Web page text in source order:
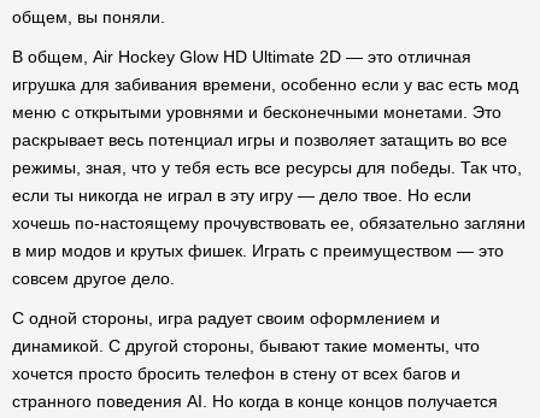
общем, вы поняли.
В общем, Air Hockey Glow HD Ultimate 2D — это отличная
игрушка для забивания времени, особенно если у вас есть мод
меню с открытыми уровнями и бесконечными монетами. Это
раскрывает весь потенциал игры и позволяет затащить во все
режимы, зная, что у тебя есть все ресурсы для победы. Так что,
если ты никогда не играл в эту игру — дело твое. Но если
хочешь по-настоящему прочувствовать ее, обязательно загляни
в мир модов и крутых фишек. Играть с преимуществом — это
совсем другое дело.
С одной стороны, игра радует своим оформлением и
динамикой. С другой стороны, бывают такие моменты, что
хочется просто бросить телефон в стену от всех багов и
странного поведения AI. Но когда в конце концов получается